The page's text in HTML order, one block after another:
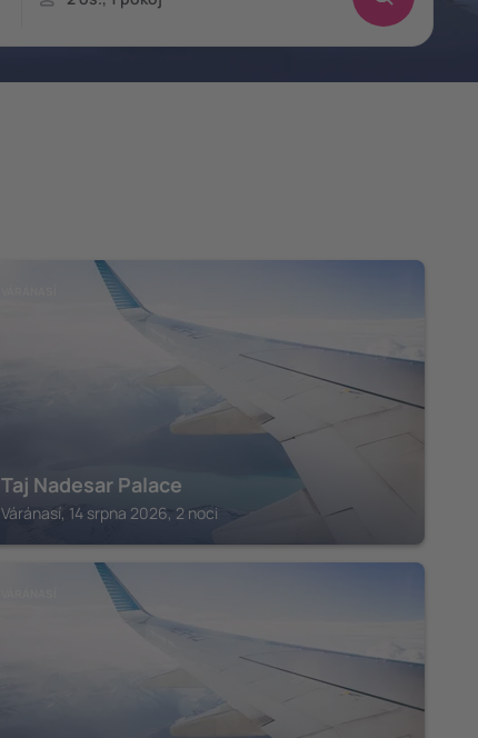
Taj Nadesar Palace
Váránasí, 14 srpna 2026, 2 noci